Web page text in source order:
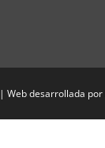
| Web desarrollada por